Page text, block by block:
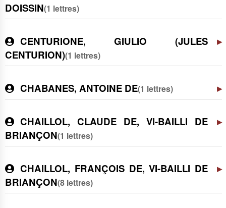
DOISSIN(1 lettres)
CENTURIONE, GIULIO (JULES
CENTURION)(1 lettres)
CHABANES, ANTOINE DE(1 lettres)
CHAILLOL, CLAUDE DE, VI-BAILLI DE
BRIANÇON(1 lettres)
CHAILLOL, FRANÇOIS DE, VI-BAILLI DE
BRIANÇON(8 lettres)